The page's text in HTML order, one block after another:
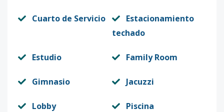
Cuarto de Servicio
Estacionamiento
techado
Estudio Family Room
Gimnasio Jacuzzi
Lobby Piscina